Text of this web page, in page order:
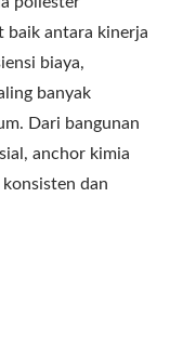
baik antara kinerja
biaya,
banyak
Dari bangunan
anchor kimia
dan